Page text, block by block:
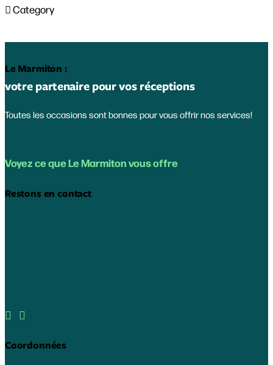
Category
Le Marmiton :
votre partenaire pour vos réceptions
Toutes les occasions sont bonnes pour vous offrir nos services!
Voyez ce que Le Marmiton vous offre
Restons en contact
 
Coordonnées